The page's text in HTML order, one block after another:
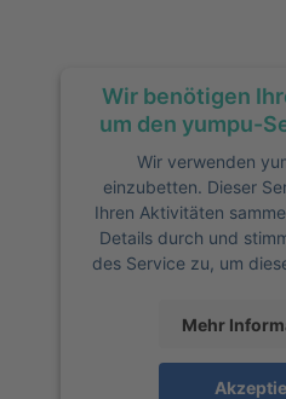
Wir benötigen
um den yumpu-
Wir verwenden
einzubetten. Dieser
Ihren Aktivitäten
Details durch und
des Service zu, um
Mehr